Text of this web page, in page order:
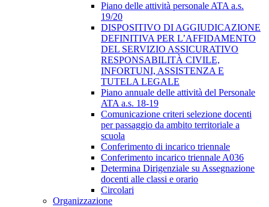
Piano delle attività personale ATA a.s.
19/20
DISPOSITIVO DI AGGIUDICAZIONE
DEFINITIVA PER L’AFFIDAMENTO
DEL SERVIZIO ASSICURATIVO
RESPONSABILITÀ CIVILE,
INFORTUNI, ASSISTENZA E
TUTELA LEGALE
Piano annuale delle attività del Personale
ATA a.s. 18-19
Comunicazione criteri selezione docenti
per passaggio da ambito territoriale a
scuola
Conferimento di incarico triennale
Conferimento incarico triennale A036
Determina Dirigenziale su Assegnazione
docenti alle classi e orario
Circolari
Organizzazione